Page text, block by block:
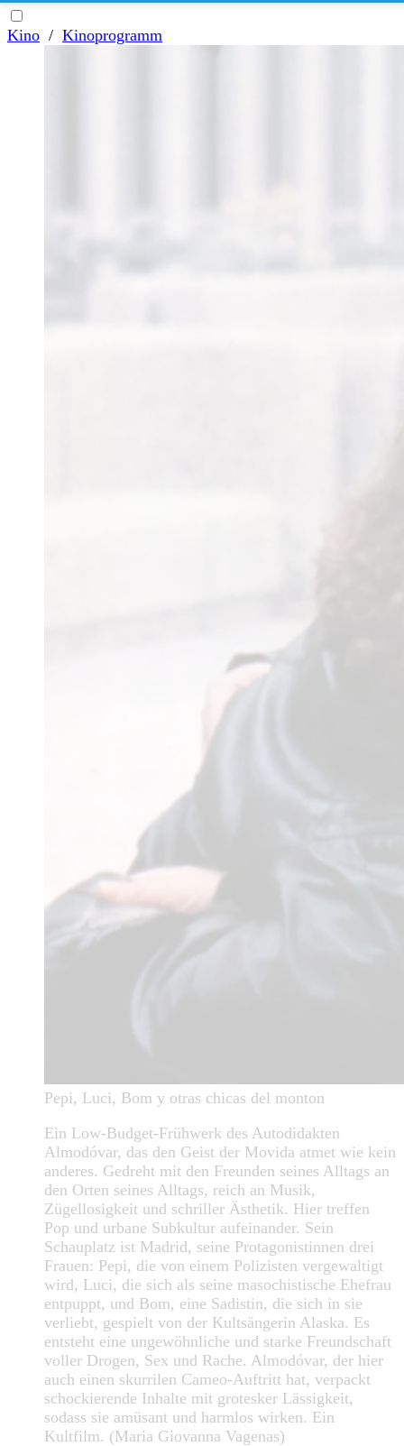
Kino / Kinoprogramm
Pepi, Luci, Bom y otras chicas del monton
Ein Low-Budget-Frühwerk des Autodidakten
Almodóvar, das den Geist der Movida atmet wie kein
anderes. Gedreht mit den Freunden seines Alltags an
den Orten seines Alltags, reich an Musik,
Zügellosigkeit und schriller Ästhetik. Hier treffen
Pop und urbane Subkultur aufeinander. Sein
Schauplatz ist Madrid, seine Protagonistinnen drei
Frauen: Pepi, die von einem Polizisten vergewaltigt
wird, Luci, die sich als seine masochistische Ehefrau
entpuppt, und Bom, eine Sadistin, die sich in sie
verliebt, gespielt von der Kultsängerin Alaska. Es
entsteht eine ungewöhnliche und starke Freundschaft
voller Drogen, Sex und Rache. Almodóvar, der hier
auch einen skurrilen Cameo-Auftritt hat, verpackt
schockierende Inhalte mit grotesker Lässigkeit,
sodass sie amüsant und harmlos wirken. Ein
Kultfilm. (Maria Giovanna Vagenas)